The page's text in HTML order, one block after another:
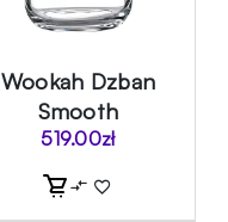
Wookah Dzban
Smooth
519.00zł